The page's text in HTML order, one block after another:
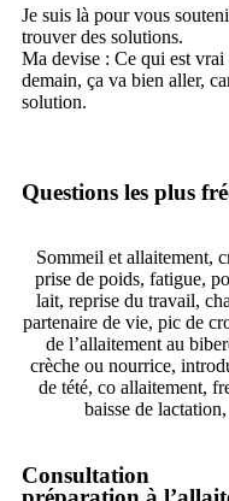
Je suis là pour vous
trouver des solutions.
Ma devise : Ce qui est vrai
demain, ça va bien aller,
solution.
Questions les plus
Sommeil et allaitement,
prise de poids, fatigue,
lait, reprise du travail,
partenaire de vie, pic de
de l’allaitement au
crèche ou nourrice,
de tété, co allaitement,
baisse de
Consultation